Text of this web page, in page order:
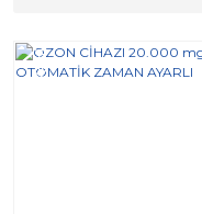
Yeni